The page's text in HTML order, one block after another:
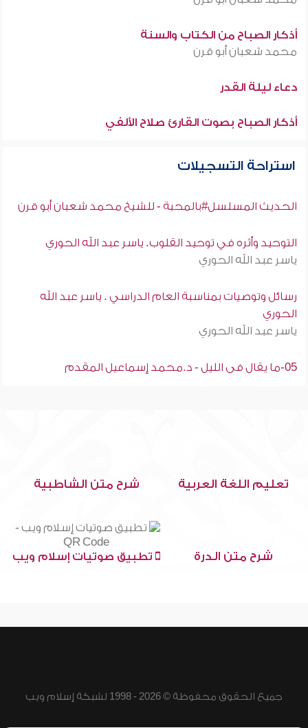
أذكار الصباح من الكتاب والسنة
محمد شعبان أبو قرن
دعاء ليلة القدر
أذكار الصباح بصوت القارئ صلاح الألفي
استراحة التسجيلات
الحديث المسلسل#بالمحبة - للشيخ محمد شعبان أبو قرن
التوحيد وأثره في توحيد القلوب. ياسر عبد الله الحوري
ياسر عبد الله الحوري
رسائل وتوصيات بمناسبة العام الدراسي . ياسر عبد الله
الحوري
ياسر عبد الله الحوري
05-ما يقال فى الليل - د.محمد إسماعيل المقدم
تعليم اللغة العربية شرح متن الشاطبية
شرح متن الدرة تطبيق صوتيات إسلام ويب
جميع الحقوق محفوظة © 2026 - 1998 لشبكة إسلام ويب